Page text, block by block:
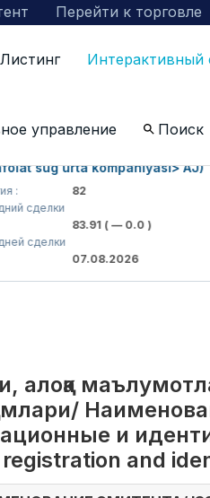
Перейти к торговле
Листинг Интерактивный
управление Поиск
по компаниям
sug'urta kompaniyasi> AJ)
83.91( — 0.0 )
07.08.2026
алоқа
и
and